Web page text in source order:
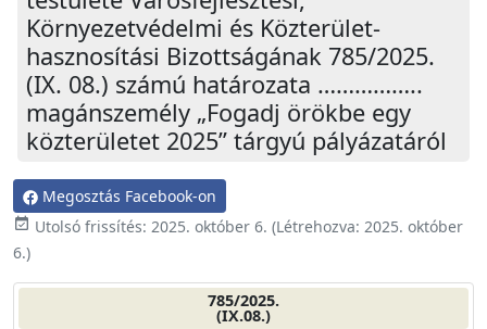
Környezetvédelmi és Közterület-
hasznosítási Bizottságának 785/2025.
(IX. 08.) számú határozata ……………..
magánszemély „Fogadj örökbe egy
közterületet 2025” tárgyú pályázatáról
Megosztás Facebook-on
event_available Utolsó frissítés: 2025. október 6. (Létrehozva: 2025. október
6.)
785/2025.
(IX.08.)